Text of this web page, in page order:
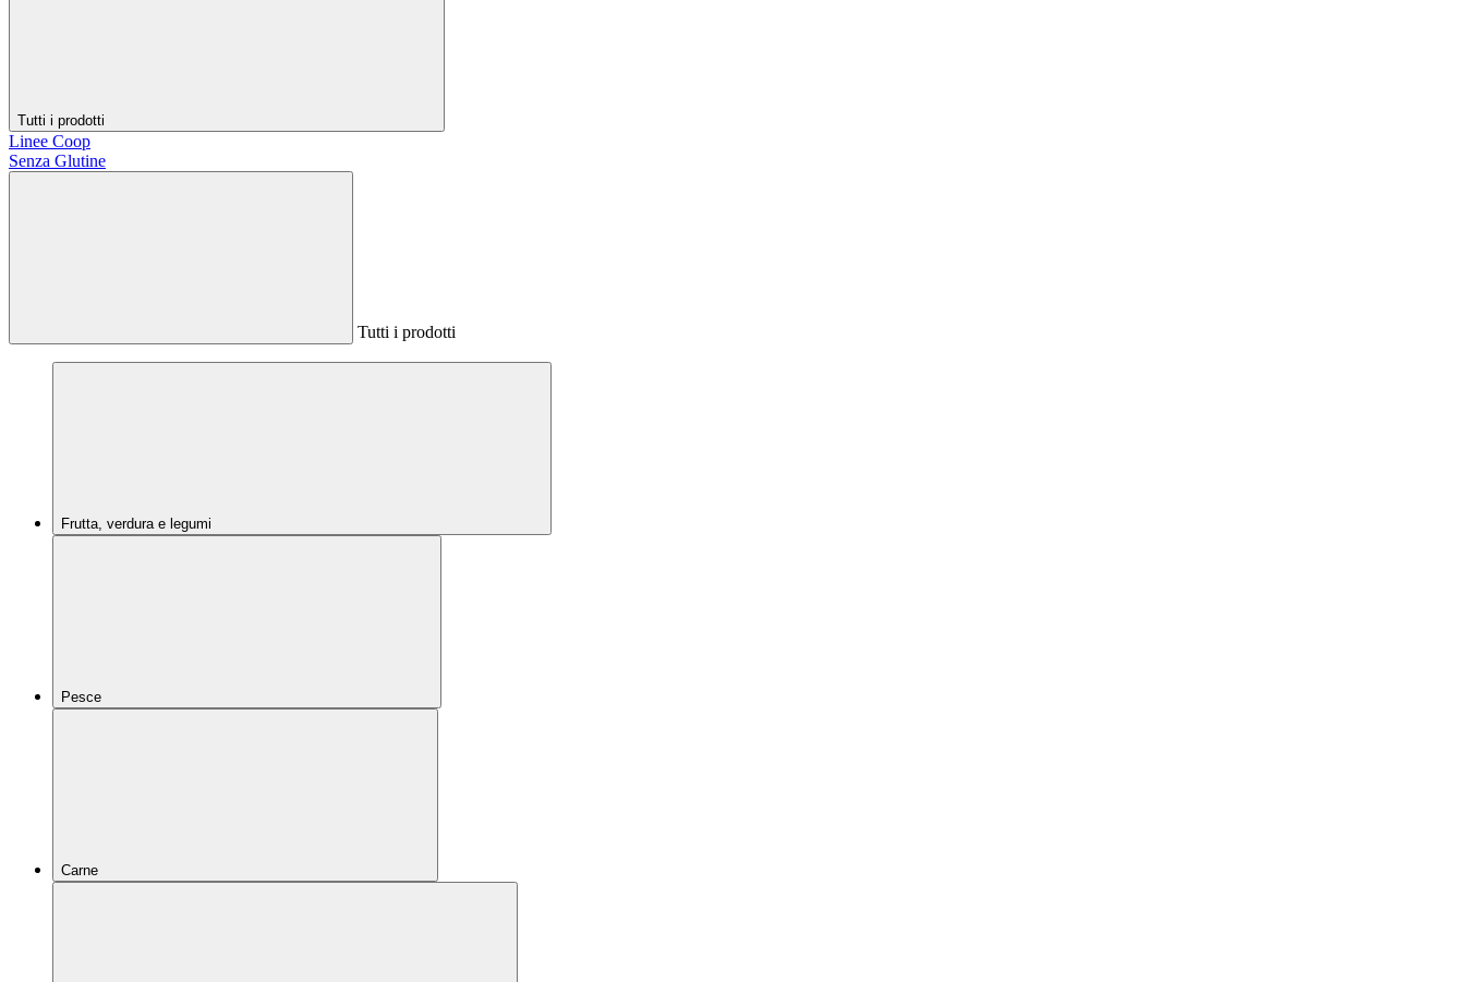
Tutti i prodotti
Linee Coop
Senza Glutine
Tutti i prodotti
Frutta, verdura e legumi
Pesce
Carne